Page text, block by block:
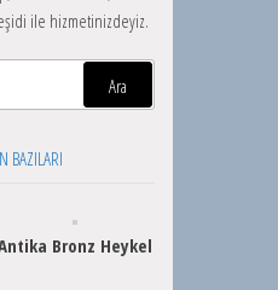
ile hizmetinizdeyiz.
BAZILARI
Bronz Heykel